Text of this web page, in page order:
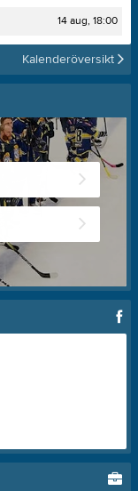
14 aug, 18:00
Kalenderöversikt